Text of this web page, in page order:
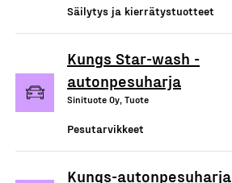
Säilytys ja kierrätystuotteet
Kungs Star-wash -
autonpesuharja
Sinituote Oy, Tuote
Pesutarvikkeet
Kungs-autonpesuharja